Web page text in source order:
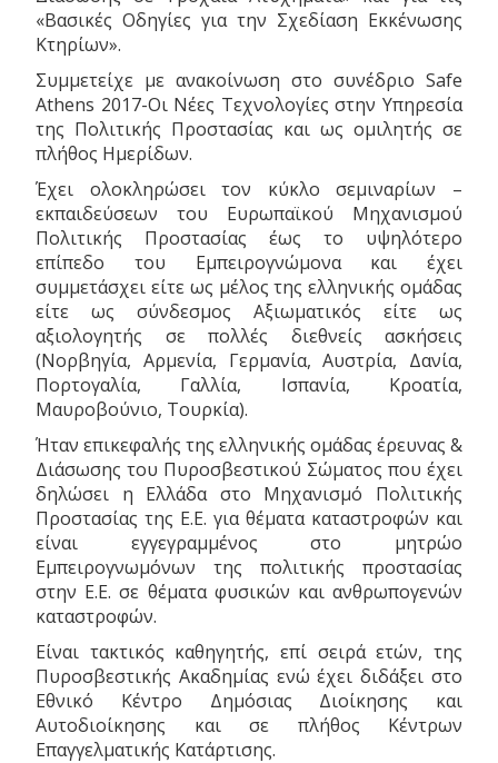
«Βασικές Οδηγίες για την Σχεδίαση Εκκένωσης
Κτηρίων».
Συμμετείχε με ανακοίνωση στο συνέδριο Safe
Athens 2017-Οι Νέες Τεχνολογίες στην Υπηρεσία
της Πολιτικής Προστασίας και ως ομιλητής σε
πλήθος Ημερίδων.
Έχει ολοκληρώσει τον κύκλο σεμιναρίων –
εκπαιδεύσεων του Ευρωπαϊκού Μηχανισμού
Πολιτικής Προστασίας έως το υψηλότερο
επίπεδο του Εμπειρογνώμονα και έχει
συμμετάσχει είτε ως μέλος της ελληνικής ομάδας
είτε ως σύνδεσμος Αξιωματικός είτε ως
αξιολογητής σε πολλές διεθνείς ασκήσεις
(Νορβηγία, Αρμενία, Γερμανία, Αυστρία, Δανία,
Πορτογαλία, Γαλλία, Ισπανία, Κροατία,
Μαυροβούνιο, Τουρκία).
Ήταν επικεφαλής της ελληνικής ομάδας έρευνας &
Διάσωσης του Πυροσβεστικού Σώματος που έχει
δηλώσει η Ελλάδα στο Μηχανισμό Πολιτικής
Προστασίας της Ε.Ε. για θέματα καταστροφών και
είναι εγγεγραμμένος στο μητρώο
Εμπειρογνωμόνων της πολιτικής προστασίας
στην Ε.Ε. σε θέματα φυσικών και ανθρωπογενών
καταστροφών.
Είναι τακτικός καθηγητής, επί σειρά ετών, της
Πυροσβεστικής Ακαδημίας ενώ έχει διδάξει στο
Εθνικό Κέντρο Δημόσιας Διοίκησης και
Αυτοδιοίκησης και σε πλήθος Κέντρων
Επαγγελματικής Κατάρτισης.